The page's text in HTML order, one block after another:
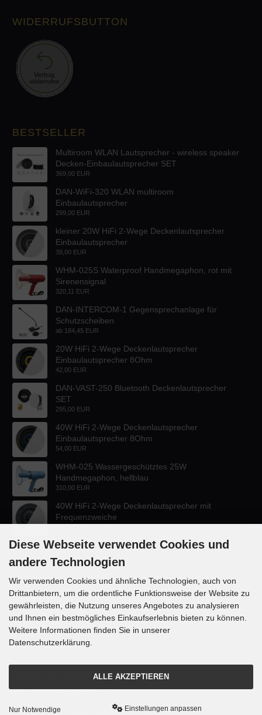
WIDERRUFSBUTTON
BESTSELLER
Multiroom WLAN Lautsprecher - wireless speaker
Decken-Einbaulautsprecher SET
369,00 EUR
DAN-WiFi-320 WLAN multiroom
Einbaulautsprecher
299,00 EUR
kleiner 20W HiFi 2-Wege Deckenlautsprecher
Einbaulautsprecher
39,00 EUR
WHM-025S Waterproof Handmegaphon, rot mit
Sirenensignal
320,11 EUR
DAN-INTERCOM-1 Gegensprechanlage für
Schutzscheiben
ab 184,45 EUR
20W HiFi 2-Wege Deckenlautsprecher
Einbaulautsprecher 8Ohm
42,00 EUR
DAN-VAST-250 Bluetooth Deckenlautsprecher
SET
295,00 EUR
40W HiFi 2-Wege Deckenlautsprecher
Einbaulautsprecher 8Ohm
54,00 EUR
WHM-025 Wassergeschütztes 25W
Handmegaphon, hellblau
310,00 EUR
40W HiFi 2-Wege Deckenlautsprecher mit
Frequenzweiche
KONTAKT
Lautsprecher-OnlineShop.de
Rübekampstr. 35
46117 Oberhausen
Telefon +49 (0) 208 / 874188
Email info@danyluk.de
Diese Webseite verwendet Cookies und
andere Technologien
Wir verwenden Cookies und ähnliche Technologien, auch von
Drittanbietern, um die ordentliche Funktionsweise der Website zu
gewährleisten, die Nutzung unseres Angebotes zu analysieren
und Ihnen ein bestmögliches Einkaufserlebnis bieten zu können.
Weitere Informationen finden Sie in unserer
Datenschutzerklärung.
ALLE AKZEPTIEREN
Nur Notwendige Einstellungen anpassen